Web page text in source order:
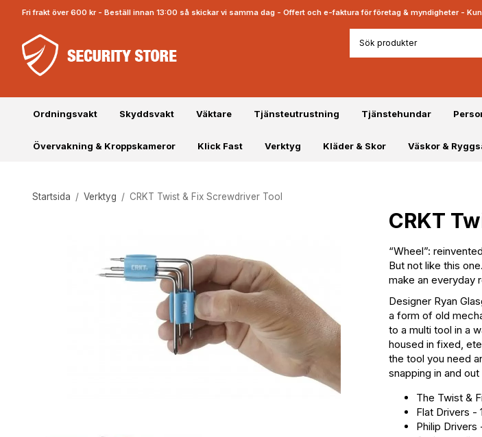
Fri frakt över 600 kr - Beställ innan 13:00 så skickar vi samma dag - Offert och e-faktura för företag & myndigheter -
Ordningsvakt Skyddsvakt Väktare Tjänsteutrustning Tjänstehundar
Övervakning & Kroppskameror Klick Fast Verktyg Kläder & Skor Väskor &
Startsida / Verktyg / CRKT Twist & Fix Screwdriver Tool
CRKT
“Wheel”:
But not like this
make an everyday
Designer Ryan
a form of old
to a multi tool in a
housed in fixed,
the tool you need
snapping in and
The Twist &
Flat Drivers -
Philip Drivers